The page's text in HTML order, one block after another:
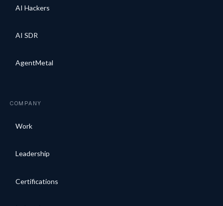
AI Hackers
AI SDR
AgentMetal
COMPANY
Work
Leadership
Certifications